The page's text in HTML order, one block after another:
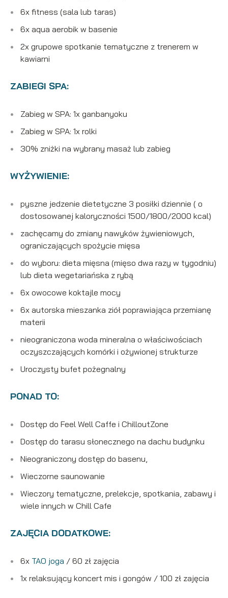
6x fitness (sala lub taras)
6x aqua aerobik w basenie
2x grupowe spotkanie tematyczne z trenerem w
kawiarni
ZABIEGI SPA:
Zabieg w SPA: 1x ganbanyoku
Zabieg w SPA: 1x rolki
30% zniżki na wybrany masaż lub zabieg
WYŻYWIENIE:
pyszne jedzenie dietetyczne 3 posiłki dziennie ( o
dostosowanej kaloryczności 1500/1800/2000 kcal)
zachęcamy do zmiany nawyków żywieniowych,
ograniczających spożycie mięsa
do wyboru: dieta mięsna (mięso dwa razy w tygodniu)
lub dieta wegetariańska z rybą
6x owocowe koktajle mocy
6x autorska mieszanka ziół poprawiająca przemianę
materii
nieograniczona woda mineralna o właściwościach
oczyszczających komórki i ożywionej strukturze
Uroczysty bufet pożegnalny
PONAD TO:
Dostęp do Feel Well Caffe i ChilloutZone
Dostęp do tarasu słonecznego na dachu budynku
Nieograniczony dostęp do basenu,
Wieczorne saunowanie
Wieczory tematyczne, prelekcje, spotkania, zabawy i
wiele innych w Chill Cafe
ZAJĘCIA DODATKOWE:
6x TAO joga / 60 zł zajęcia
1x relaksujący koncert mis i gongów / 100 zł zajęcia